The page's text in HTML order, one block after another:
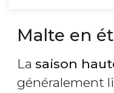
Malte en
La saison
généralement